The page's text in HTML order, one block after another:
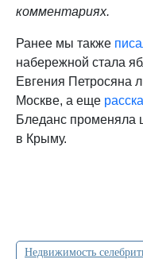
комментариях.
Ранее мы также
набережной стала
Евгения Петросяна
Москве, а еще
Бледанс променяла
в Крыму.
Недвижимость